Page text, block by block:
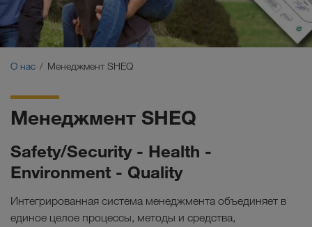
Сертификаты
Compliance
WALTER GROUP
Работа и карьера
О нас Менеджмент SHEQ
Менеджмент SHEQ
Safety/Security - Health -
Environment - Quality
Интегрированная система менеджмента объединяет в
единое целое процессы, методы и средства,